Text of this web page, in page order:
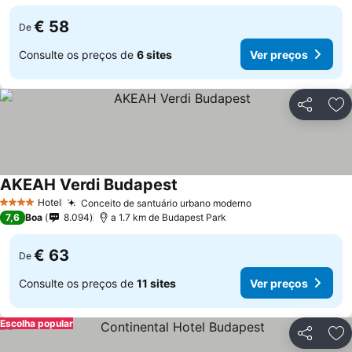
De € 58
Consulte os preços de 6 sites Ver preços
Partilhar
4 EstrelasHotel Conceito de santuário urbano modernoVer preços
AKEAH Verdi Budapest
7,6 Boa 8.094 a 1.7 km de Budapest Park
De € 63
Consulte os preços de 11 sites Ver preços
Partilhar
Escolha popular